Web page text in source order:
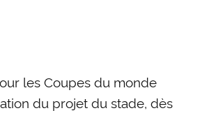
les Coupes du monde
du projet du stade, dès